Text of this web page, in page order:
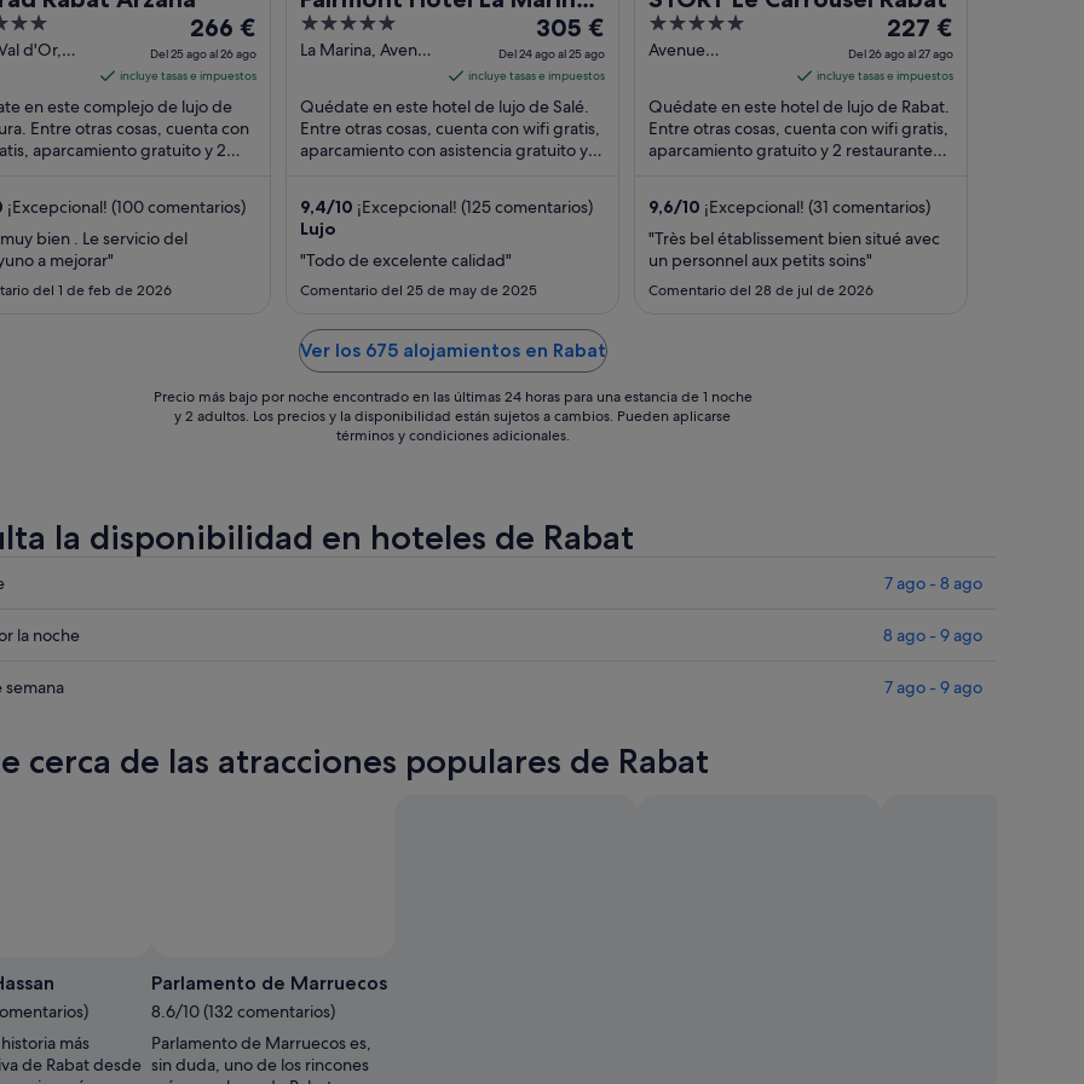
d'Or,
El
precio
es
de
266 €
por
del
266 €
Del 25 ago al 26 ago
incluye tasas e impuestos
en este complejo de lujo de
Entre otras cosas, cuenta con
aparcamiento gratuito y 2
¡Excepcional! (100 comentarios)
bien . Le servicio del
a mejorar"
del 1 de feb de 2026
Rabat Sale
5
out
5
La Marina, Avenue
Kenitra
El
precio
es
de
305 €
por
del
al
ago
305 €
Del 24 ago al 25 ago
incluye tasas e impuestos
Quédate en este hotel de lujo de Salé.
Entre otras cosas, cuenta con wifi gratis,
aparcamiento con asistencia gratuito y
9,4/10 ¡Excepcional! (125 comentarios)
Lujo
"Todo de excelente calidad"
Comentario del 25 de may de 2025
5
out
5
Avenue
Rabat
El
precio
es
de
227 €
por
del
26
227 €
Del 26 ago al 27 ago
incluye tasas e impuestos
Quédate en este hotel de lujo de Rabat.
Entre otras cosas, cuenta con wifi gratis,
aparcamiento gratuito y 2 restaurantes.
9,6/10 ¡Excepcional! (31 comentarios)
"Très bel établissement bien situé avec
un personnel aux petits soins"
Comentario del 28 de jul de 2026
Ver los 675 alojamientos en Rabat
Precio más bajo por noche encontrado en las últimas 24 horas para una estancia de 1 noche
y 2 adultos. Los precios y la disponibilidad están sujetos a cambios. Pueden aplicarse
términos y condiciones adicionales.
la disponibilidad en hoteles de Rabat
7 ago - 8 ago
la noche 8 ago - 9 ago
semana 7 ago - 9 ago
cerca de las atracciones populares de Rabat
gratuita
de
©
ONMT
más
de Rabat desde
Parlamento de Marruecos
8.6/10 (132 comentarios)
Parlamento de Marruecos es,
sin duda, uno de los rincones